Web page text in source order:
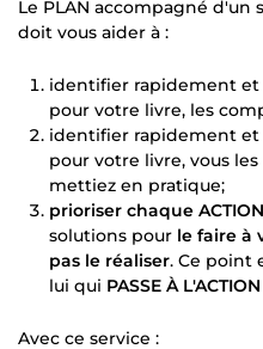
Le PLAN accompagné d'un
doit vous aider à :
identifier rapidement et
pour votre livre, les
identifier rapidement
pour votre livre, vous
mettiez en pratique;
prioriser chaque ACTION
solutions pour le faire à
pas le réaliser. Ce point
lui qui PASSE À L'ACTION
Avec ce service :